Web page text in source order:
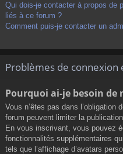
Qui dois-je contacter à propos de
liés à ce forum ?
Comment puis-je contacter un
Problèmes de connexion
Pourquoi ai-je besoin de
Vous n’êtes pas dans
forum peuvent limiter la
En vous inscrivant, vous pouvez
fonctionnalités supplémentaires
tels que l’affichage d’avatars